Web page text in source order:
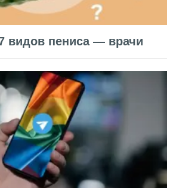
видов пениса — врачи